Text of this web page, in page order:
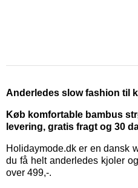
Anderledes slow fashion til
Køb komfortable bambus
levering, gratis fragt og 30
Holidaymode.dk er en dansk
du få helt anderledes kjoler
over 499,-.